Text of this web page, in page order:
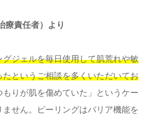
療責任者）より
グジェルを毎日使用して肌荒れや敏
というご相談を多くいただいてお
りが肌を傷めていた」というケー
せん。ピーリングはバリア機能を